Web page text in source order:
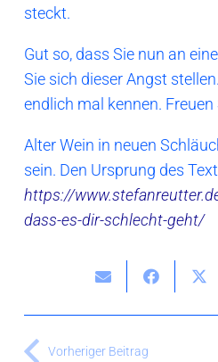
steckt.
Gut so, dass Sie nun an
Sie sich dieser Angst
endlich mal kennen. Freuen
Alter Wein in neuen
sein. Den Ursprung des
https://
dass-es-dir-schlecht-geht/
Vorheriger Beitrag